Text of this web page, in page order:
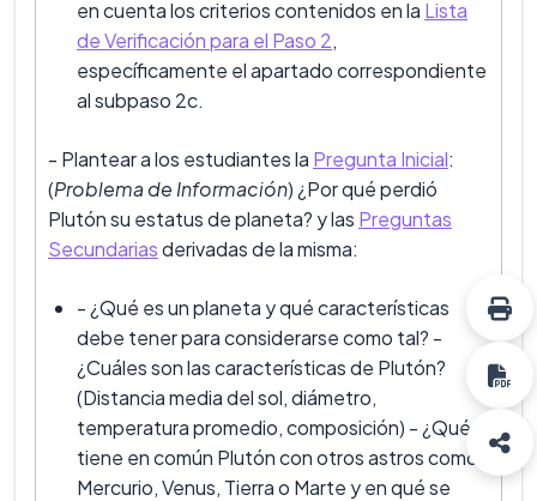
en cuenta los criterios contenidos en la Lista
de Verificación para el Paso 2,
específicamente el apartado correspondiente
al subpaso 2c.
- Plantear a los estudiantes la Pregunta Inicial:
(Problema de Información) ¿Por qué perdió
Plutón su estatus de planeta? y las Preguntas
Secundariasderivadas de la misma:
- ¿Qué es un planeta y qué características
debe tener para considerarse como tal? -
¿Cuáles son las características de Plutón?
(Distancia media del sol, diámetro,
temperatura promedio, composición) - ¿Qué
tiene en común Plutón con otros astros como
Mercurio, Venus, Tierra o Marte y en qué se